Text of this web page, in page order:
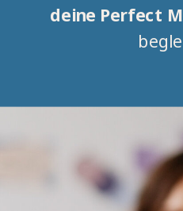
deine Perfect